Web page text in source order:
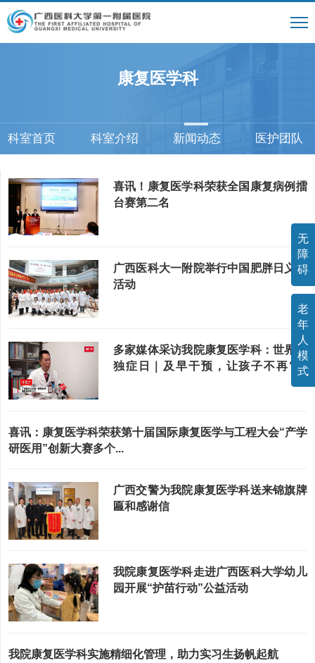
无
障
碍
老
年
人
模
式
康复医学科
科室首页 科室介绍 新闻动态 医护团队
喜讯！康复医学科荣获全国康复病例擂
台赛第二名
广西医科大一附院举行中国肥胖日义诊
活动
多家媒体采访我院康复医学科：世界孤
独症日｜及早干预，让孩子不再“孤
喜讯：康复医学科荣获第十届国际康复医学与工程大会“产学
研医用”创新大赛多个...
广西交警为我院康复医学科送来锦旗牌
匾和感谢信
我院康复医学科走进广西医科大学幼儿
园开展“护苗行动”公益活动
我院康复医学科实施精细化管理，助力实习生扬帆起航